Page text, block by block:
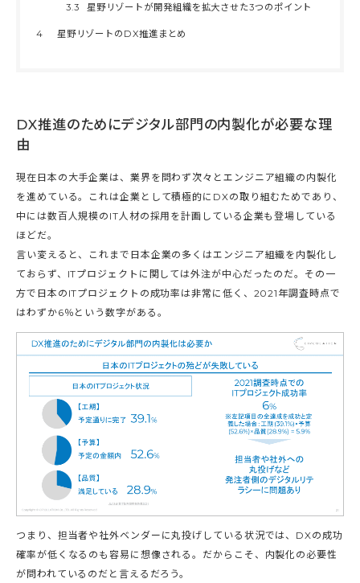
3.3
星野リゾートが開発組織を拡大させた3つのポイント
4 星野リゾートのDX推進まとめ
DX推進のためにデジタル部門の内製化が必要な理
由
現在日本の大手企業は、業界を問わず次々とエンジニア組織の内製化
を進めている。これは企業として積極的にDXの取り組むためであり、
中には数百人規模のIT人材の採用を計画している企業も登場している
ほどだ。
言い変えると、これまで日本企業の多くはエンジニア組織を内製化し
ておらず、ITプロジェクトに関しては外注が中心だったのだ。その一
方で日本のITプロジェクトの成功率は非常に低く、2021年調査時点で
はわずか6％という数字がある。
つまり、担当者や社外ベンダーに丸投げしている状況では、DXの成功
確率が低くなるのも容易に想像される。だからこそ、内製化の必要性
が問われているのだと言えるだろう。